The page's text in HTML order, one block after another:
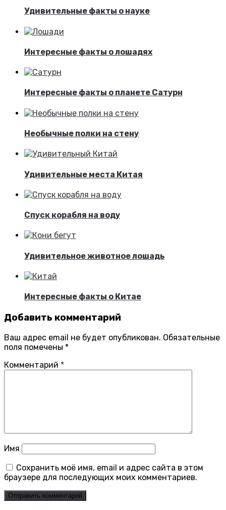
Удивительные факты о науке
Интересные факты о лошадях
Интересные факты о планете Сатурн
Необычные полки на стену
Удивительные места Китая
Спуск корабля на воду
Удивительное животное лошадь
Интересные факты о Китае
Добавить комментарий
Ваш адрес email не будет опубликован. Обязательные
поля помечены *
Комментарий *
Имя
Сохранить моё имя, email и адрес сайта в этом
браузере для последующих моих комментариев.